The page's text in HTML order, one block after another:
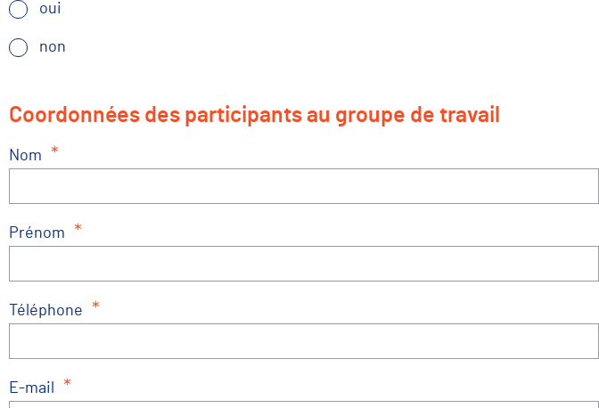
oui
non
Coordonnées des participants au groupe de travail
Nom *
Prénom *
Téléphone *
E-mail *